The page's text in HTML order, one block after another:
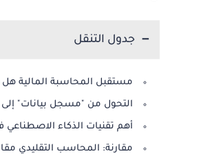
جدول التنقل
مستقبل المحاسبة المالية هل
التحول من "مسجل بيانات"
أهم تقنيات الذكاء الاصطناعي في
مقارنة: المحاسب التقليدي